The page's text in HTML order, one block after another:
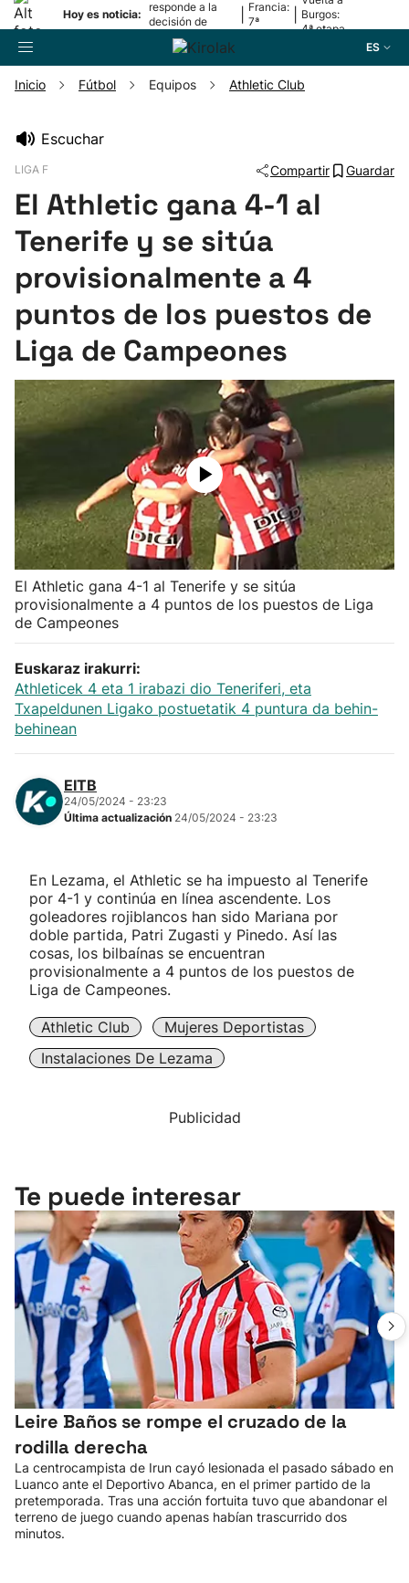
Hoy es noticia:
responde a la
decisión de
Oriamendi
Francia:
7ª
Burgos:
4ª etapa
ES
Pelota
Remo
Baloncesto
Ciclismo
Herri-kirolak
Balonmano
Kirolak 360
Atletismo
Carreras de montaña
Más deportes
"Helmuga"
Inicio Fútbol Equipos Athletic Club
Escuchar
LIGA F Compartir Guardar
El Athletic gana 4-1 al
Tenerife y se sitúa
provisionalmente a 4
puntos de los puestos de
Liga de Campeones
El Athletic gana 4-1 al Tenerife y se sitúa
provisionalmente a 4 puntos de los puestos de Liga
de Campeones
Euskaraz irakurri:
Athleticek 4 eta 1 irabazi dio Teneriferi, eta
Txapeldunen Ligako postuetatik 4 puntura da behin-
behinean
EITB
24/05/2024 - 23:23
Última actualización 24/05/2024 - 23:23
En Lezama, el Athletic se ha impuesto al Tenerife
por 4-1 y continúa en línea ascendente. Los
goleadores rojiblancos han sido Mariana por
doble partida, Patri Zugasti y Pinedo. Así las
cosas, los bilbaínas se encuentran
provisionalmente a 4 puntos de los puestos de
Liga de Campeones.
Athletic Club
Mujeres Deportistas
Instalaciones De Lezama
Publicidad
Te puede interesar
Leire Baños se rompe el cruzado de la
rodilla derecha
La centrocampista de Irun cayó lesionada el pasado sábado en
Luanco ante el Deportivo Abanca, en el primer partido de la
pretemporada. Tras una acción fortuita tuvo que abandonar el
terreno de juego cuando apenas habían trascurrido dos
minutos.